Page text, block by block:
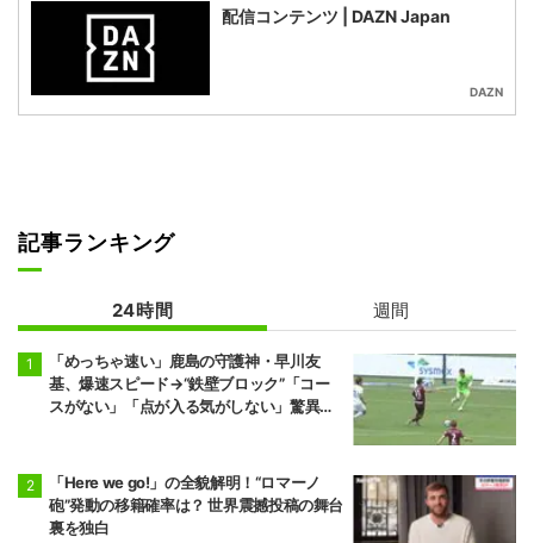
配信コンテンツ | DAZN Japan
DAZN
記事ランキング
24時間 週間
「めっちゃ速い」鹿島の守護神・早川友
基、爆速スピード→“鉄壁ブロック”「コー
スがない」「点が入る気がしない」驚異の
「Here we go!」の全貌解明！“ロマーノ
砲”発動の移籍確率は？ 世界震撼投稿の舞台
裏を独白